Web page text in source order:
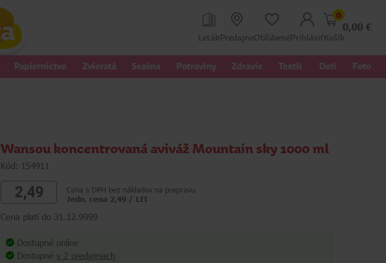
LetákPredajneObľúbenéPrihlásiť
0
0,00 €
Košík
Papierníctvo Zvieratá Sezóna Potraviny Zdravie Textil Deti Foto
Wansou koncentrovaná aviváž Mountain sky 1000 ml
Kód: 154911
2,49
Cena s DPH bez nákladov na prepravu
Jedn. cena 2,49 / LIT
Cena platí do 31.12.9999
Dostupné online
Dostupné v 2 predajniach